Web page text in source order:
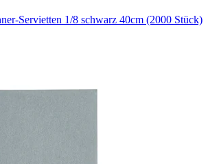
Servietten 1/8 schwarz 40cm (2000 Stück)